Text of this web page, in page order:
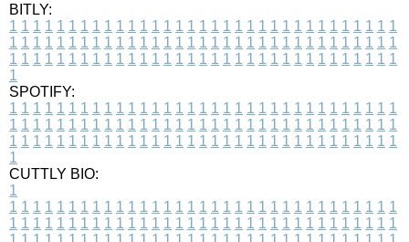
BITLY:
1 1 1 1 1 1 1 1 1 1 1 1 1 1 1 1 1 1 1 1 1 1 1 1 1 1 1 1 1 1 1 1 1
1 1 1 1 1 1 1 1 1 1 1 1 1 1 1 1 1 1 1 1 1 1 1 1 1 1 1 1 1 1 1 1 1
1 1 1 1 1 1 1 1 1 1 1 1 1 1 1 1 1 1 1 1 1 1 1 1 1 1 1 1 1 1 1 1 1
1
SPOTIFY:
1 1 1 1 1 1 1 1 1 1 1 1 1 1 1 1 1 1 1 1 1 1 1 1 1 1 1 1 1 1 1 1 1
1 1 1 1 1 1 1 1 1 1 1 1 1 1 1 1 1 1 1 1 1 1 1 1 1 1 1 1 1 1 1 1 1
1 1 1 1 1 1 1 1 1 1 1 1 1 1 1 1 1 1 1 1 1 1 1 1 1 1 1 1 1 1 1 1 1
1
CUTTLY BIO:
1
1 1 1 1 1 1 1 1 1 1 1 1 1 1 1 1 1 1 1 1 1 1 1 1 1 1 1 1 1 1 1 1 1
1 1 1 1 1 1 1 1 1 1 1 1 1 1 1 1 1 1 1 1 1 1 1 1 1 1 1 1 1 1 1 1 1